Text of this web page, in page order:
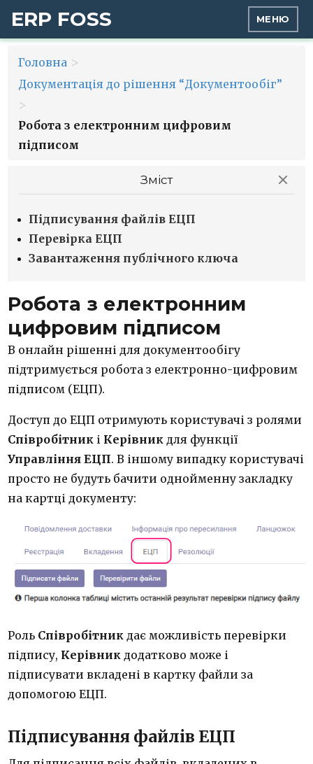
ERP FOSS МЕНЮ
Головна >
Документація до рішення “Документообіг”
>
Робота з електронним цифровим
підписом
Зміст
Підписування файлів ЕЦП
Перевірка ЕЦП
Завантаження публічного ключа
Робота з електронним
цифровим підписом
В онлайн рішенні для документообігу
підтримується робота з електронно-цифровим
підписом (ЕЦП).
Доступ до ЕЦП отримують користувачі з ролями
Співробітник і Керівник для функції
Управління ЕЦП. В іншому випадку користувачі
просто не будуть бачити однойменну закладку
на картці документу:
Роль Співробітник дає можливість перевірки
підпису, Керівник додатково може і
підписувати вкладені в картку файли за
допомогою ЕЦП.
Підписування файлів ЕЦП